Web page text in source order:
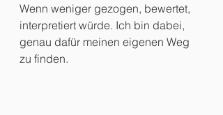
Wenn weniger gezogen, bewertet,
interpretiert würde. Ich bin dabei,
genau dafür meinen eigenen Weg
zu finden.